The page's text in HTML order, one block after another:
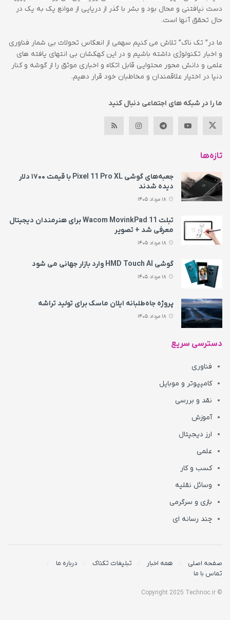
دست نیافتنی و محال بود و بشر با گذر از دریایی از موانع یک به یک در
حال تحقق آنها است.
ما در” تک ناک” تلاش می کنیم سهمی از انعکاس تحولات بی شمار فناوری
و اخبار تکنولوژی داشته باشیم و در این کهکشان بی انتهای یافته های
علمی و دانش محور محتوایی قابل اتکاء و اخباری موثق را از گوشه و کنار
دنیا در اختیار علاقمندان و مخاطبان خود قرار دهیم.
ما را در شبکه های اجتماعی دنبال کنید
تازه‌ها
جعبه‌های گوشی Pixel 11 Pro XL با قیمت ۱۷۰۰ دلار
دیده شدند
تبلت Wacom MovinkPad 11 برای هنرمندان دیجیتال
معرفی شد + تصویر
گوشی HMD Touch AI وارد بازار جهانی می‌ شود
پروژه جاه‌طلبانه ایلان ماسک برای تولید تراشه
دسترسی سریع
فناوری
کامپیوتر و موبایل
نقد و بررسی
آموزش
ارز دیجیتال
علمی
کسب و کار
وسائل نقلیه
بازی و سرگرمی
چند رسانه ای
صفحه اصلی همه اخبار تبلیغات تکناک
درباره ما
تماس با ما
© Copyright 2025 Technoc.ir